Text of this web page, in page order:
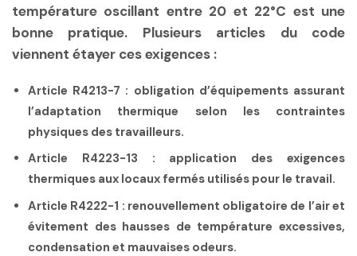
température oscillant entre 20 et 22°C est une
bonne pratique. Plusieurs articles du code
viennent étayer ces exigences :
Article R4213-7 : obligation d’équipements assurant
l’adaptation thermique selon les contraintes
physiques des travailleurs.
Article R4223-13 : application des exigences
thermiques aux locaux fermés utilisés pour le travail.
Article R4222-1 : renouvellement obligatoire de l’air et
évitement des hausses de température excessives,
condensation et mauvaises odeurs.